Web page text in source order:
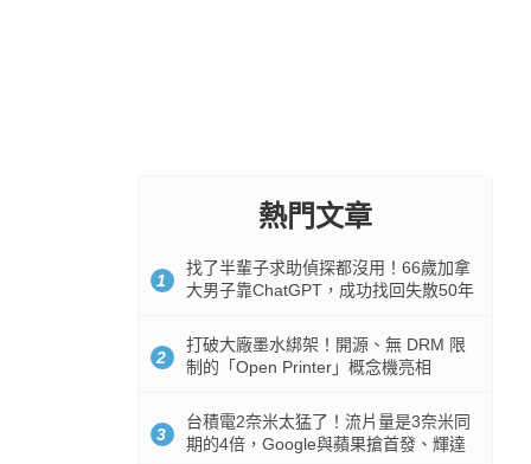
熱門文章
1
找了半輩子求助偵探都沒用！66歲加拿
大男子靠ChatGPT，成功找回失散50年
2
打破大廠墨水綁架！開源、無 DRM 限
制的「Open Printer」概念機亮相
3
台積電2奈米太猛了！流片量是3奈米同
期的4倍，Google與蘋果搶首發、輝達